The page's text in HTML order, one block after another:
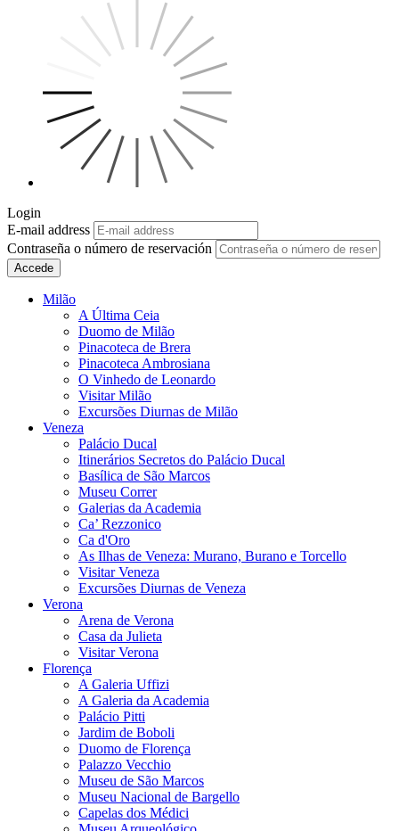
Login
E-mail address
Contraseña o número de reservación
Accede
Milão
A Última Ceia
Duomo de Milão
Pinacoteca de Brera
Pinacoteca Ambrosiana
O Vinhedo de Leonardo
Visitar Milão
Excursões Diurnas de Milão
Veneza
Palácio Ducal
Itinerários Secretos do Palácio Ducal
Basílica de São Marcos
Museu Correr
Galerias da Academia
Ca’ Rezzonico
Ca d'Oro
As Ilhas de Veneza: Murano, Burano e Torcello
Visitar Veneza
Excursões Diurnas de Veneza
Verona
Arena de Verona
Casa da Julieta
Visitar Verona
Florença
A Galeria Uffizi
A Galeria da Academia
Palácio Pitti
Jardim de Boboli
Duomo de Florença
Palazzo Vecchio
Museu de São Marcos
Museu Nacional de Bargello
Capelas dos Médici